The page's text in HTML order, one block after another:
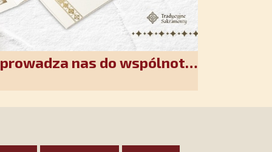
nas do wspólnoty